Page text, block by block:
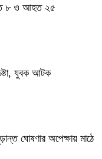
৮ ও আহত ২৫
যুবক আটক
ঘোষণার অপেক্ষায় মাঠে